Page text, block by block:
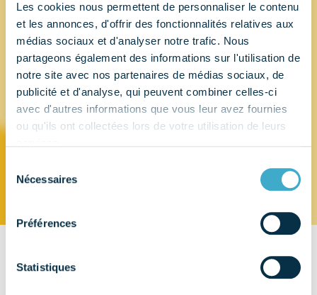
Les cookies nous permettent de personnaliser le contenu
et les annonces, d'offrir des fonctionnalités relatives aux
médias sociaux et d'analyser notre trafic. Nous
partageons également des informations sur l'utilisation de
notre site avec nos partenaires de médias sociaux, de
publicité et d'analyse, qui peuvent combiner celles-ci
avec d'autres informations que vous leur avez fournies
ou qu'ils ont collectées lors de votre utilisation de leurs
Nécessaires
Préférences
Statistiques
SOUTHERN
DENTAL
INDUSTRIES
(SDI)
CONTACT